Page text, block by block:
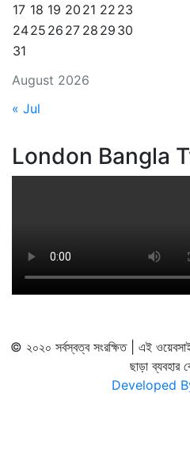
August 2026
17 18 19 20 21 22 23
2425 26 27 28 29 30
31
« Jul
London Bangla
© ২০২০ সর্বস্বত্ব সংরক্ষিত | এই
ছাড়া ব্যবহার
Developed